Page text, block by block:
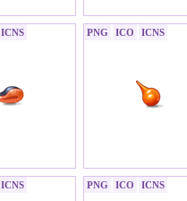
ICNS PNG ICO ICNS
ICNS PNG ICO ICNS